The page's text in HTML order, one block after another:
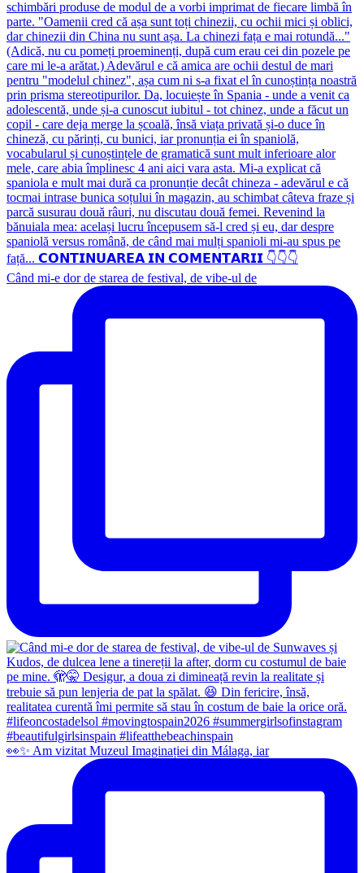
Când mi-e dor de starea de festival, de vibe-ul de
👀✨️ Am vizitat Muzeul Imaginației din Málaga, iar